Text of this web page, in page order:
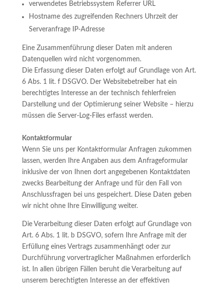
verwendetes Betriebssystem Referrer URL
Hostname des zugreifenden Rechners Uhrzeit der
Serveranfrage IP-Adresse
Eine Zusammenführung dieser Daten mit anderen
Datenquellen wird nicht vorgenommen.
Die Erfassung dieser Daten erfolgt auf Grundlage von Art.
6 Abs. 1 lit. f DSGVO. Der Websitebetreiber hat ein
berechtigtes Interesse an der technisch fehlerfreien
Darstellung und der Optimierung seiner Website – hierzu
müssen die Server-Log-Files erfasst werden.
Kontaktformular
Wenn Sie uns per Kontaktformular Anfragen zukommen
lassen, werden Ihre Angaben aus dem Anfrageformular
inklusive der von Ihnen dort angegebenen Kontaktdaten
zwecks Bearbeitung der Anfrage und für den Fall von
Anschlussfragen bei uns gespeichert. Diese Daten geben
wir nicht ohne Ihre Einwilligung weiter.
Die Verarbeitung dieser Daten erfolgt auf Grundlage von
Art. 6 Abs. 1 lit. b DSGVO, sofern Ihre Anfrage mit der
Erfüllung eines Vertrags zusammenhängt oder zur
Durchführung vorvertraglicher Maßnahmen erforderlich
ist. In allen übrigen Fällen beruht die Verarbeitung auf
unserem berechtigten Interesse an der effektiven